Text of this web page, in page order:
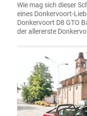
Wie mag sich dieser
eines Donkervoort-
Donkervoort D8 GTO
der allererste